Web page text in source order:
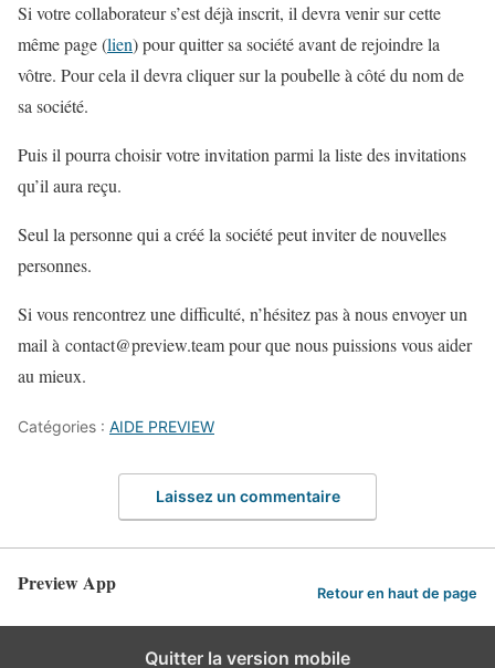
Si votre collaborateur s’est déjà inscrit, il devra venir sur cette
même page (lien) pour quitter sa société avant de rejoindre la
vôtre. Pour cela il devra cliquer sur la poubelle à côté du nom de
sa société.
Puis il pourra choisir votre invitation parmi la liste des invitations
qu’il aura reçu.
Seul la personne qui a créé la société peut inviter de nouvelles
personnes.
Si vous rencontrez une difficulté, n’hésitez pas à nous envoyer un
mail à contact@preview.team pour que nous puissions vous aider
au mieux.
Catégories : AIDE PREVIEW
Laissez un commentaire
Preview App Retour en haut de page
Quitter la version mobile